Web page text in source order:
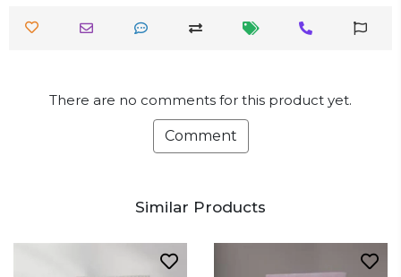
There are no comments for this product yet.
Comment
Similar Products